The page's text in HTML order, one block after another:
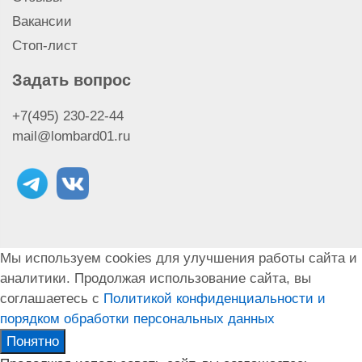
Вакансии
Стоп-лист
Задать вопрос
+7(495) 230-22-44
mail@lombard01.ru
Мы используем cookies для улучшения работы сайта и
аналитики. Продолжая использование сайта, вы
соглашаетесь с Политикой конфиденциальности и
порядком обработки персональных данных
Понятно